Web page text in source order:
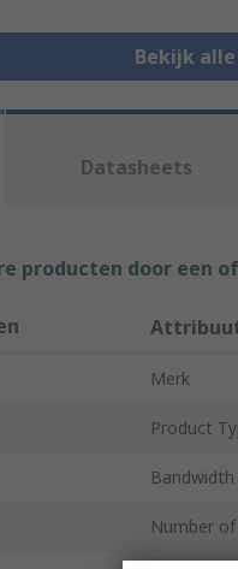
Bekijk
Datasheets
producten door een
Merk
Product
Bandwidth
Number